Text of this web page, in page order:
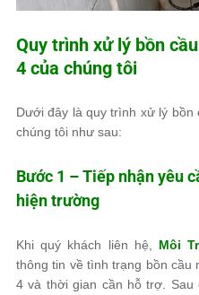
Quy trình xử lý bồn
4 của chúng tôi
Dưới đây là quy trình xử lý bồn
chúng tôi như sau:
Bước 1 – Tiếp nhận yêu
hiện trường
Khi quý khách liên hệ, Môi
thông tin về tình trạng bồn cầu
4 và thời gian cần hỗ trợ.